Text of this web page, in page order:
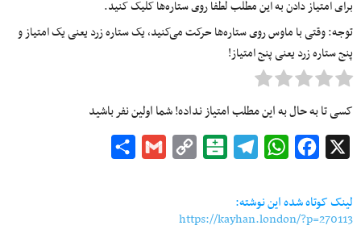
برای امتیاز دادن به این مطلب لطفا روی ستاره‌ها کلیک کنید.
توجه: وقتی با ماوس روی ستاره‌ها حرکت می‌کنید، یک ستاره زرد یعنی یک امتیاز و
پنج ستاره زرد یعنی پنج امتیاز!
کسی تا به حال به این مطلب امتیاز نداده! شما اولین نفر باشید
Facebook
WhatsApp
Telegram
Balatarin
Copy
Gmail
لینک کوتاه شده این نوشته:
https://kayhan.london/?p=270113